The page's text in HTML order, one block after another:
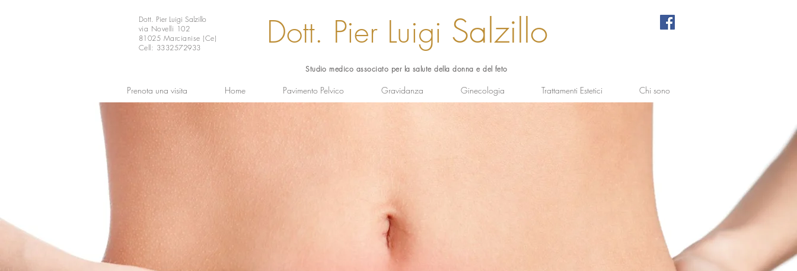
Dott. Pier Luigi Salzillo
Dott. Pier Luigi Salzillo
via Novelli 102
81025 Marcianise (Ce)
Cell: 3332572933
Studio medico associato per la salute della donna e del feto
Prenota una visita Home Pavimento Pelvico Gravidanza Ginecologia Trattamenti Estetici Chi sono